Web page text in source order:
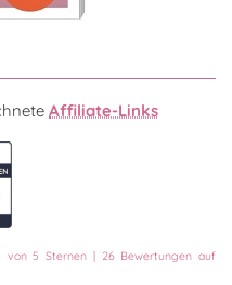
Affiliate-Links
von5 Sternen | 26Bewertungen auf